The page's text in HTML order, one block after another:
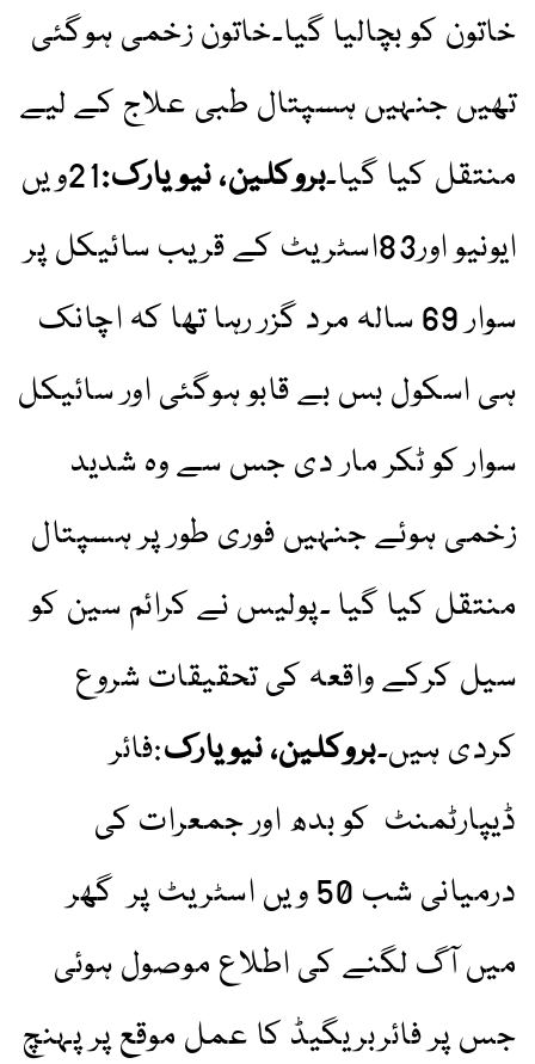
خاتون کو بچالیا گیا۔خاتون زخمی ہوگئی
تھیں جنہیں ہسپتال طبی علاج کے لیے
منتقل کیا گیا۔بروکلین، نیو یارک:
21ویں
ایونیو اور83اسٹریٹ کے قریب سائیکل پر
سوار 69 سالہ مرد گزر رہا تھا کہ اچانک
ہی اسکول بس بے قابو ہوگئی اور سائیکل
سوار کو ٹکر مار دی جس سے وہ شدید
زخمی ہوئے جنہیں فوری طور پر ہسپتال
منتقل کیا گیا ۔پولیس نے کرائم سین کو
سیل کرکے واقعہ کی تحقیقات شروع
کردی ہیں۔بروکلین، نیویارک:فائر
ڈیپارٹمنٹ کو بدھ اور جمعرات کی
درمیانی شب 50 ویں اسٹریٹ پر گھر
میں آگ لگنے کی اطلاع موصول ہوئی
جس پر فائربریگیڈ کا عمل موقع پر پہنچ